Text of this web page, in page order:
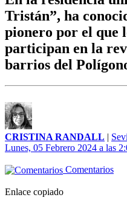
Tristán”, ha
pionero por el que
participan en la
barrios del
CRISTINA RANDALL |
Lunes, 05 Febrero 2024 a las
Comentarios
Enlace copiado